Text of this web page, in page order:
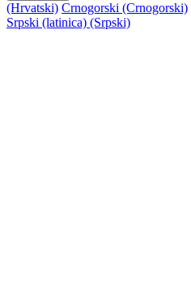
(Hrvatski) Crnogorski (Crnogorski)
Srpski (latinica) (Srpski)